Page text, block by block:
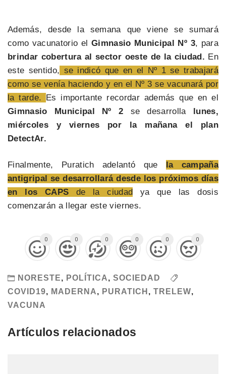
Además, desde la semana que viene se sumará
como vacunatorio el Gimnasio Municipal Nº 3, para
brindar cobertura al sector oeste de la ciudad. En
este sentido, se indicó que en el Nº 1 se trabajará
como se venía haciendo y en el Nº 3 se vacunará por
la tarde. Es importante recordar además que en el
Gimnasio Municipal Nº 2 se desarrolla lunes,
miércoles y viernes por la mañana el plan
DetectAr.
Finalmente, Puratich adelantó que
la campaña
antigripal se desarrollará desde los próximos días
en los CAPS de la ciudad
ya que las dosis
comenzarán a llegar este viernes.
0 0 0 0 0 0
NORESTE, POLÍTICA, SOCIEDAD
COVID19, MADERNA, PURATICH , TRELEW,
VACUNA
Artículos relacionados